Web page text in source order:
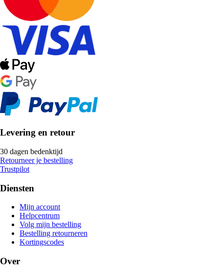
Levering en retour
30 dagen bedenktijd
Retourneer je bestelling
Trustpilot
Diensten
Mijn account
Helpcentrum
Volg mijn bestelling
Bestelling retourneren
Kortingscodes
Over